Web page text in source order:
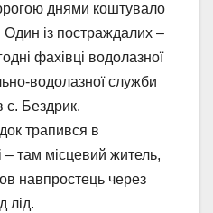
днями коштувало
із постраждалих –
фахівці водолазної
водолазної служби
с. Бездрик.
трапився в
там місцевий житель,
навпростець через
лід.